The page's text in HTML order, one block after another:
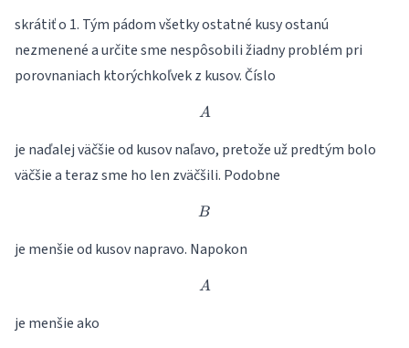
skrátiť o 1. Tým pádom všetky ostatné kusy ostanú
nezmenené a určite sme nespôsobili žiadny problém pri
porovnaniach ktorýchkoľvek z kusov. Číslo
A
A
je naďalej väčšie od kusov naľavo, pretože už predtým bolo
väčšie a teraz sme ho len zväčšili. Podobne
B
B
je menšie od kusov napravo. Napokon
A
A
je menšie ako